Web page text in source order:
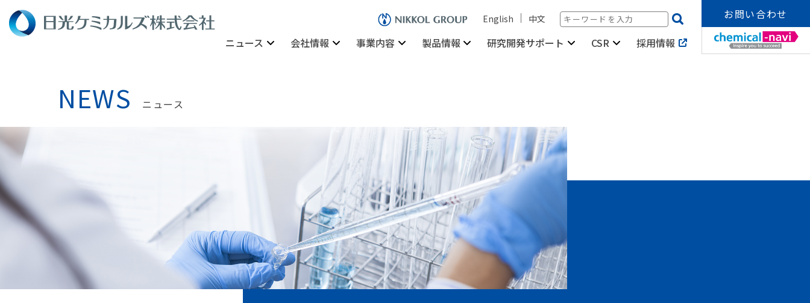
English 中文
ニュース 会社情報 事業内容 製品情報 研究開発サポート CSR 採用情報
お問い合わせ
NEWS ニュース